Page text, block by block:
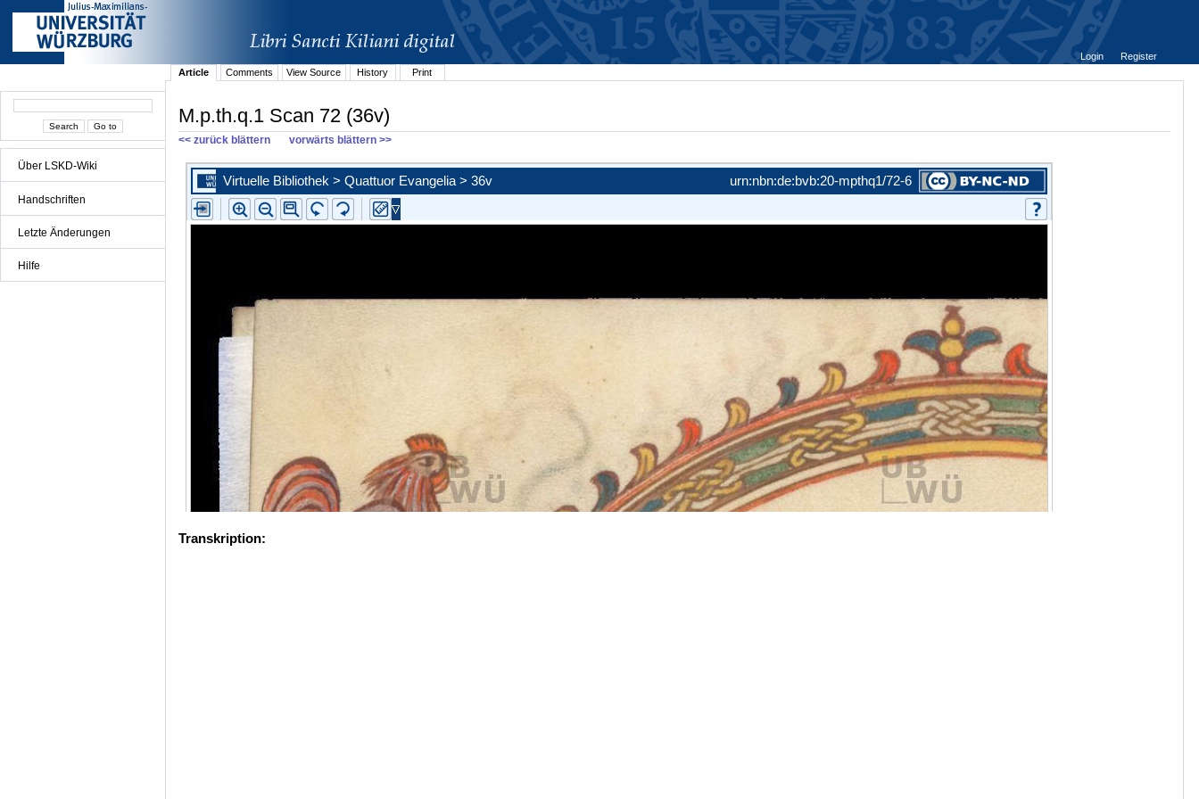
Über LSKD-Wiki
Handschriften
Letzte Änderungen
Hilfe
Login
Register
Article
Comments View Source History Print
M.p.th.q.1 Scan 72 (36v)
<< zurück blättern vorwärts blättern >>
Transkription: